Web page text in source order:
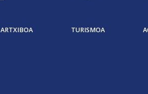
TURISMOA